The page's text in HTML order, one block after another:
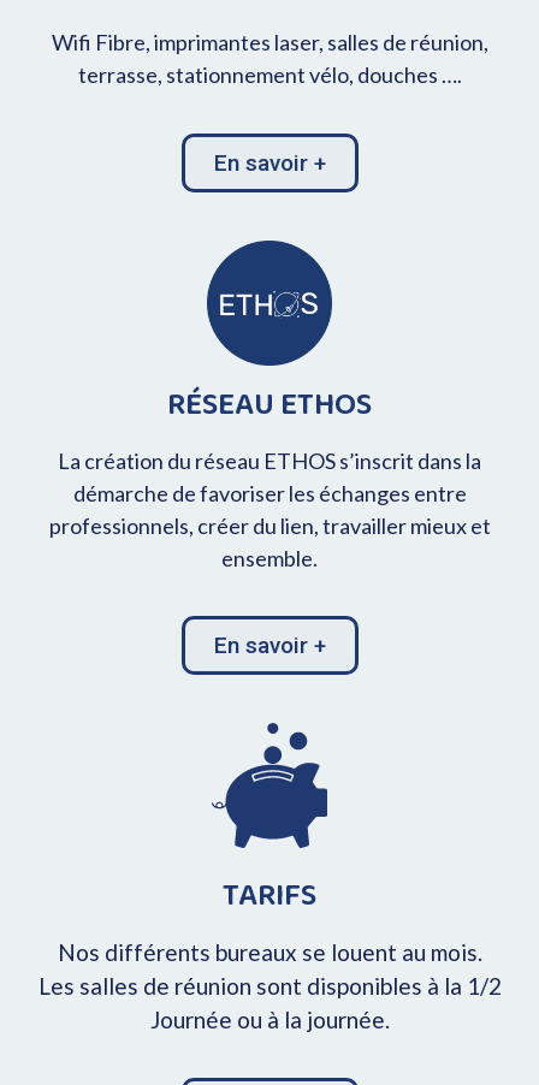
Wifi Fibre, imprimantes laser, salles de réunion,
terrasse, stationnement vélo, douches ….
En savoir +
RÉSEAU ETHOS
La création du réseau ETHOS s’inscrit dans la
démarche de favoriser les échanges entre
professionnels, créer du lien, travailler mieux et
ensemble.
En savoir +
TARIFS
Nos différents bureaux se louent au mois.
Les salles de réunion sont disponibles à la 1/2
Journée ou à la journée.